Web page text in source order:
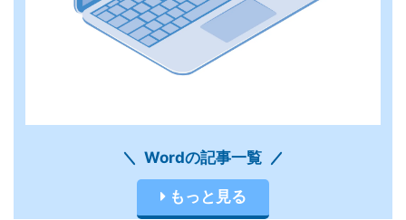
Wordの記事一覧
もっと見る